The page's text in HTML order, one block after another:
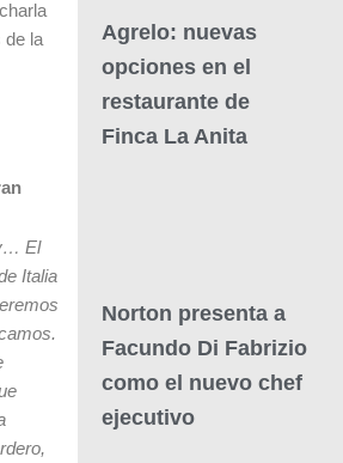
de la
El
Italia
Agrelo: nuevas
opciones en el
restaurante de
Finca La Anita
Norton presenta a
Facundo Di Fabrizio
como el nuevo chef
ejecutivo